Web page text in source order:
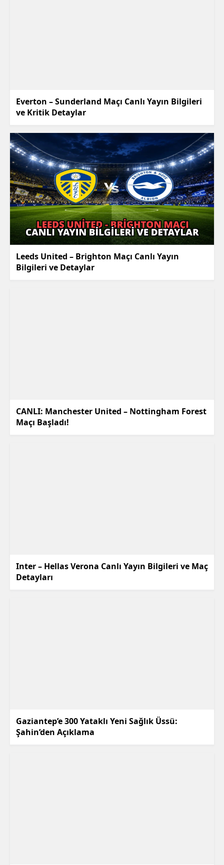
Everton – Sunderland Maçı Canlı Yayın Bilgileri
ve Kritik Detaylar
Leeds United – Brighton Maçı Canlı Yayın
Bilgileri ve Detaylar
CANLI: Manchester United – Nottingham Forest
Maçı Başladı!
Inter – Hellas Verona Canlı Yayın Bilgileri ve Maç
Detayları
Gaziantep’e 300 Yataklı Yeni Sağlık Üssü:
Şahin’den Açıklama